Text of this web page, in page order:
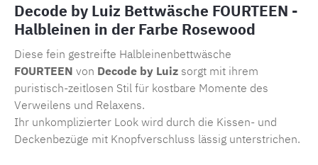
Decode by Luiz Bettwäsche FOURTEEN -
Halbleinen in der Farbe Rosewood
Diese fein gestreifte Halbleinenbettwäsche
FOURTEEN von Decode by Luiz sorgt mit ihrem
puristisch-zeitlosen Stil für kostbare Momente des
Verweilens und Relaxens.
Ihr unkomplizierter Look wird durch die Kissen- und
Deckenbezüge mit Knopfverschluss lässig unterstrichen.